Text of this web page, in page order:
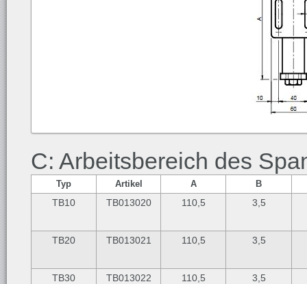
C: Arbeitsbereich des
Typ Artikel A B
TB10 TB013020 110,5 3,5
TB20 TB013021 110,5 3,5
TB30 TB013022 110,5 3,5